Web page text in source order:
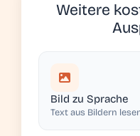
Weitere
Bild zu Sprache
Text aus Bildern